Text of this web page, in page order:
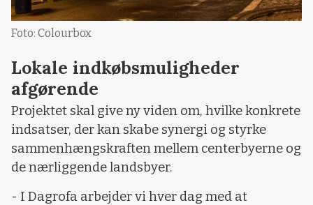
Foto: Colourbox
Lokale indkøbsmuligheder
afgørende
Projektet skal give ny viden om, hvilke konkrete
indsatser, der kan skabe synergi og styrke
sammenhængskraften mellem centerbyerne og
de nærliggende landsbyer.
- I Dagrofa arbejder vi hver dag med at